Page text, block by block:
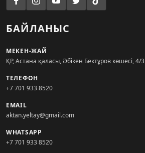
БАЙЛАНЫС
МЕКЕН-ЖАЙ
ҚР, Астана қаласы, Әбікен Бектұров көшесі, 4/3
ТЕЛЕФОН
+7 701 933 8520
EMAIL
aktan.yeltay@gmail.com
WHATSAPP
+7 701 933 8520